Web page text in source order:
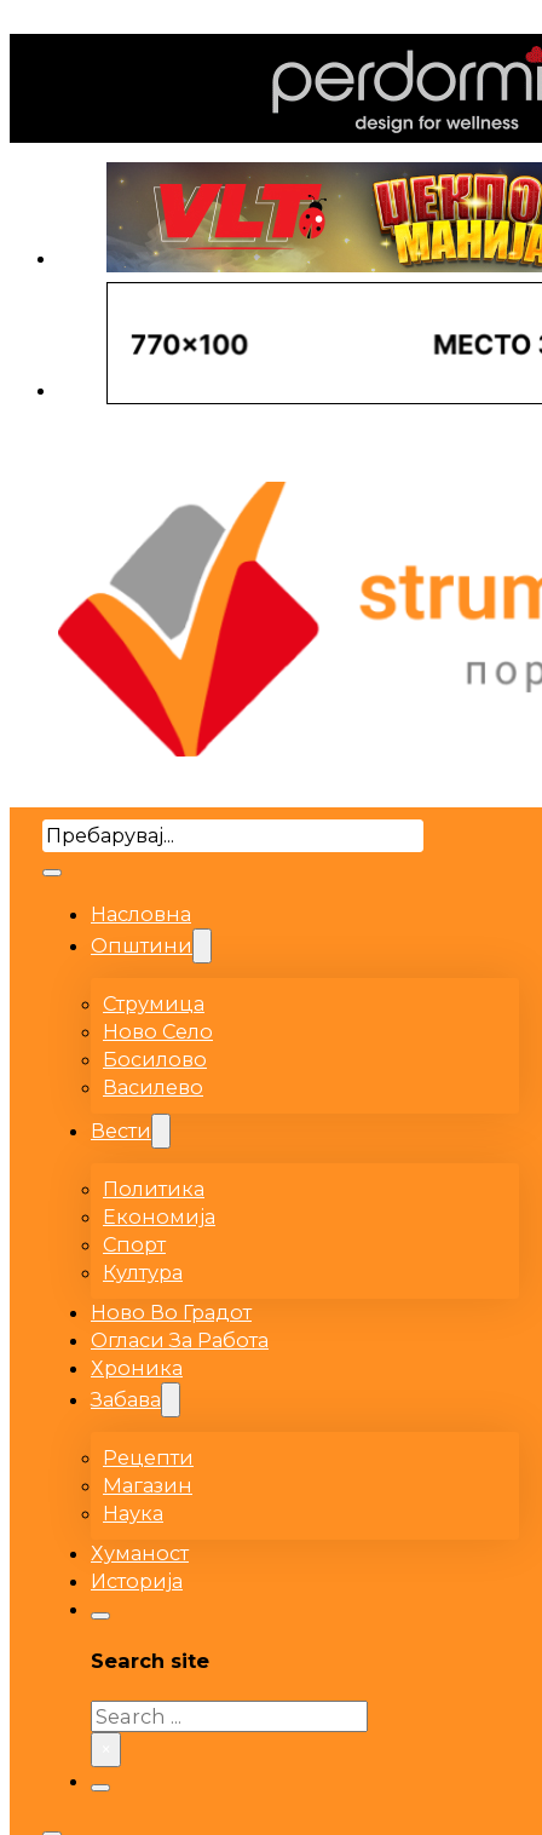
Search
Насловна
Општини
Струмица
Ново Село
Босилово
Василево
Вести
Политика
Економија
Спорт
Култура
Ново Во Градот
Огласи За Работа
Хроника
Забава
Рецепти
Магазин
Наука
Хуманост
Историја
Search site
Search